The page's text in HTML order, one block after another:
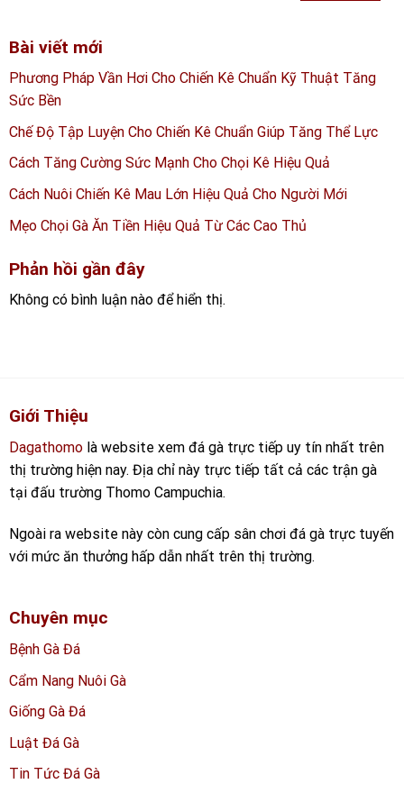
Bài viết mới
Phương Pháp Vần Hơi Cho Chiến Kê Chuẩn Kỹ Thuật Tăng
Sức Bền
Chế Độ Tập Luyện Cho Chiến Kê Chuẩn Giúp Tăng Thể Lực
Cách Tăng Cường Sức Mạnh Cho Chọi Kê Hiệu Quả
Cách Nuôi Chiến Kê Mau Lớn Hiệu Quả Cho Người Mới
Mẹo Chọi Gà Ăn Tiền Hiệu Quả Từ Các Cao Thủ
Phản hồi gần đây
Không có bình luận nào để hiển thị.
Giới Thiệu
Dagathomo là website xem đá gà trực tiếp uy tín nhất trên
thị trường hiện nay. Địa chỉ này trực tiếp tất cả các trận gà
tại đấu trường Thomo Campuchia.
Ngoài ra website này còn cung cấp sân chơi đá gà trực tuyến
với mức ăn thưởng hấp dẫn nhất trên thị trường.
Chuyên mục
Bệnh Gà Đá
Cẩm Nang Nuôi Gà
Giống Gà Đá
Luật Đá Gà
Tin Tức Đá Gà